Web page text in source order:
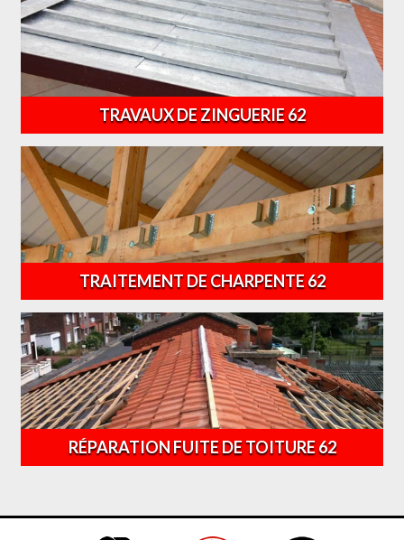
TRAVAUX DE ZINGUERIE 62
TRAITEMENT DE CHARPENTE 62
RÉPARATION FUITE DE TOITURE 62